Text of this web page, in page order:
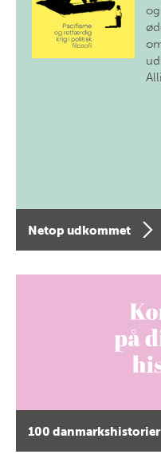
Netop udkommet
100 danmarkshistorier